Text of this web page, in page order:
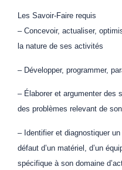
Les Savoir-Faire requis
– Concevoir, actualiser,
la nature de ses activités
– Développer, programmer,
– Élaborer et argumenter des
des problèmes relevant de
– Identifier et diagnostiquer
défaut d’un matériel, d’un
spécifique à son domaine